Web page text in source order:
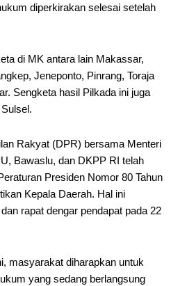
diperkirakan selesai setelah
di MK antara lain Makassar,
Jeneponto, Pinrang, Toraja
Sengketa hasil Pilkada ini juga
Rakyat (DPR) bersama Menteri
Bawaslu, dan DKPP RI telah
Presiden Nomor 80 Tahun
Kepala Daerah. Hal ini
rapat dengar pendapat pada 22
masyarakat diharapkan untuk
yang sedang berlangsung